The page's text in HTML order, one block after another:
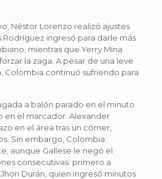
Néstor Lorenzo realizó ajustes
ingresó para darle más
mientras que Yerry Mina
la zaga. A pesar de una leve
Colombia continuó sufriendo para
a balón parado en el minuto
en el marcador. Alexander
en el área tras un córner,
Sin embargo, Colombia
aunque Gallese le negó el
consecutivas: primero a
Durán, quien ingresó minutos